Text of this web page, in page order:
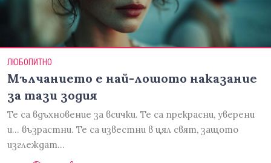
ЛЮБОПИТНО
Мълчанието е най-лошото наказание
за тази зодия
Те са вдъхновение за всички. Те са прекрасни, уверени
и... възрастни. Те са известни в цял свят, защото
изглеждат…